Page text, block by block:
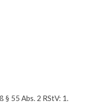
55 Abs. 2 RStV: 1.